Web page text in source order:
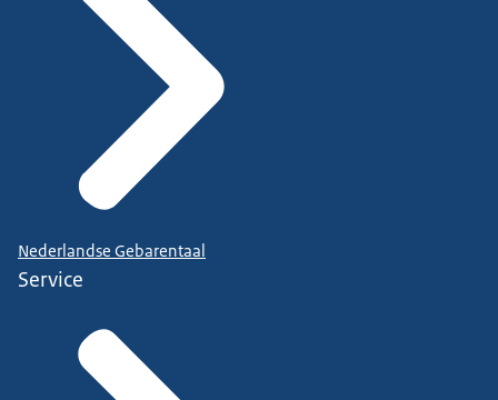
Nederlandse Gebarentaal
Service